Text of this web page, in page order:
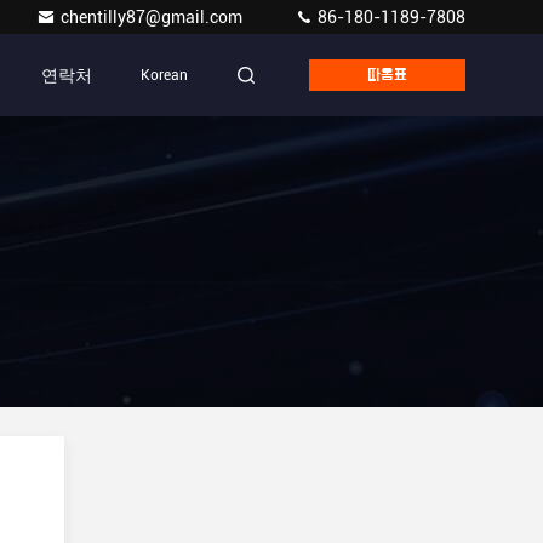
chentilly87@gmail.com 86-180-1189-7808
연락처 Korean 따옴표